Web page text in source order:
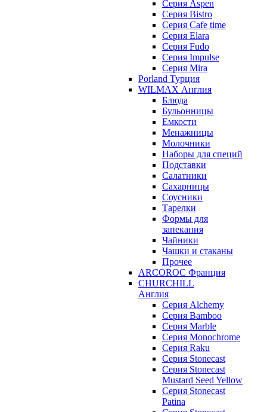
Серия Aspen
Серия Bistro
Серия Cafe time
Серия Elara
Серия Fudo
Серия Impulse
Серия Mira
Porland Турция
WILMAX Англия
Блюда
Бульонницы
Емкости
Менажницы
Молочники
Наборы для специй
Подставки
Салатники
Сахарницы
Соусники
Тарелки
Формы для
запекания
Чайники
Чашки и стаканы
Прочее
ARCOROC Франция
CHURCHILL
Англия
Серия Alchemy
Серия Bamboo
Серия Marble
Серия Monochrome
Серия Raku
Серия Stonecast
Серия Stonecast
Mustard Seed Yellow
Серия Stonecast
Patina